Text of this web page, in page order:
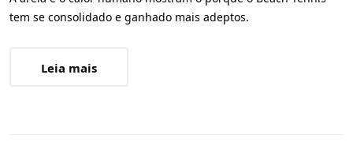
tem se consolidado e ganhado mais adeptos.
Leia mais